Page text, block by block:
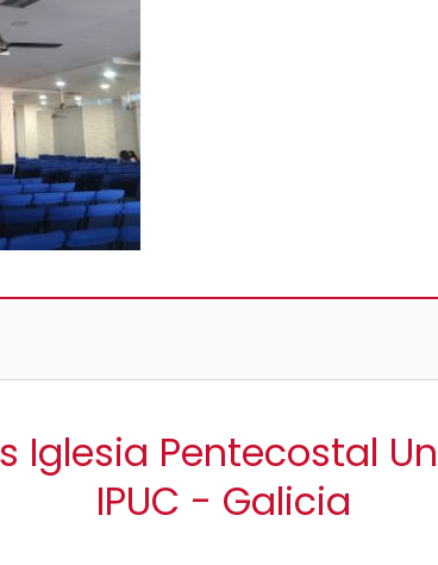
Iglesia Pentecostal
IPUC - Galicia